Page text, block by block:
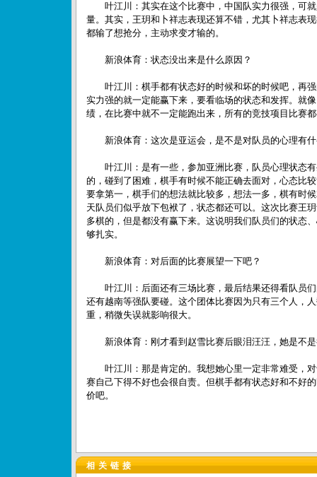
叶江川：其实在这个比赛中，中国队实力很强，可就
量。其实，王玥和卜祥志表现还算不错，尤其卜祥志表
都输了想抢分，主动求变才输的。
新浪体育：状态没出来是什么原因？
叶江川：棋手都有状态好的时候和坏的时候吧，再强
实力强的就一定能赢下来，要看临场的状态和发挥。就
绩，在比赛中就不一定能跑出来，所有的竞技项目比赛
新浪体育：这次是亚运会，是不是对队员的心理有什
叶江川：是有一些，参加亚洲比赛，队员心理状态有
的，碰到了困难，棋手有时候不能正确去面对，心态比
要拿第一，棋手们的想法就比较多，想法一多，棋有时
天队员们似乎放下包袱了，状态都还可以。这次比赛王
多棋的，但是都没有赢下来。这说明我们队员们的状态
够扎实。
新浪体育：对后面的比赛展望一下吧？
叶江川：后面还有三场比赛，最后结果还得看队员们
还有越南等强队要碰。这个团体比赛因为只有三个人，
重，稍微失误就影响很大。
新浪体育：刚才看到赵雪比赛后眼泪汪汪，她是不是
叶江川：那是肯定的。我想她心里一定非常难受，对
赛自己下得不好也会很自责。但棋手都有状态好和不好
价吧。
相关链接